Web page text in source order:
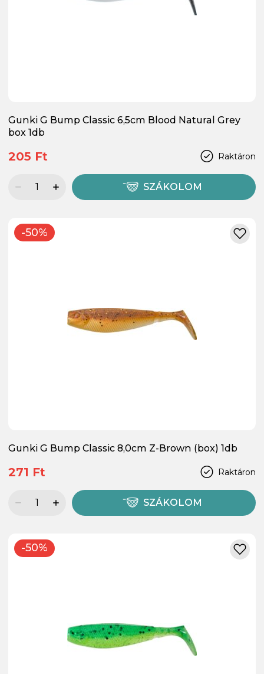
Gunki G Bump Classic 6,5cm Blood Natural Grey
box 1db
Raktáron
205 Ft
SZÁKOLOM
-50%
Gunki G Bump Classic 8,0cm Z-Brown (box) 1db
Raktáron
271 Ft
SZÁKOLOM
-50%